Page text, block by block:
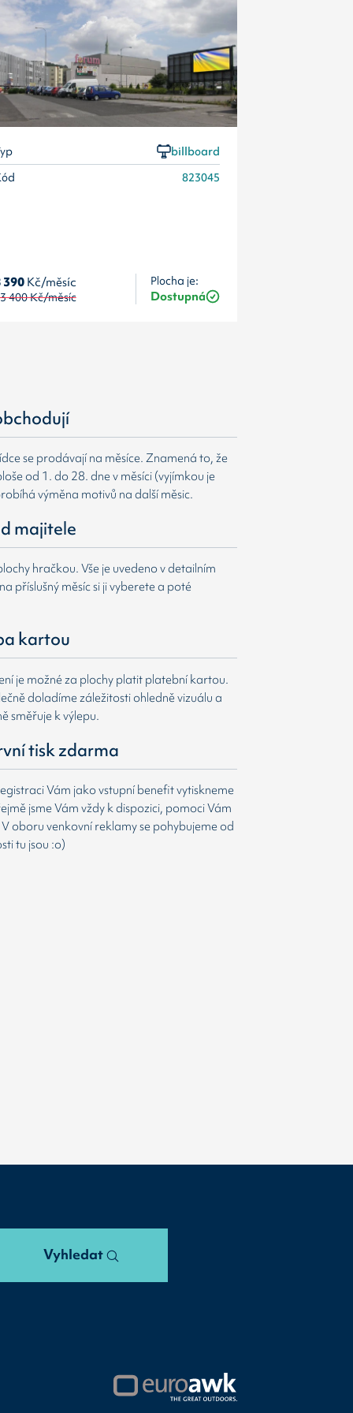
billboard
823045
390Kč/měsíc
400Kč/měsíc
Plocha je:
Dostupná
se prodávají na měsíce. Znamená to, že
od 1. do 28. dne v měsíci (vyjímkou je
výměna motivů na další měsic.
majitele
hračkou. Vše je uvedeno v detailním
příslušný měsíc si ji vyberete a poté
kartou
je možné za plochy platit platební kartou.
doladíme záležitosti ohledně vizuálu a
směřuje k výlepu.
tisk zdarma
Vám jako vstupní benefit vytiskneme
jsme Vám vždy k dispozici, pomoci Vám
oboru venkovní reklamy se pohybujeme od
tu jsou :o)
Vyhledat